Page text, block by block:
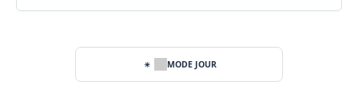
MODE JOUR